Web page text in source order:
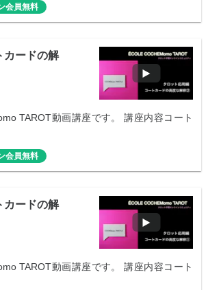
会員無料
ードの解
TAROT動画講座です。 講座内容コート
会員無料
ードの解
TAROT動画講座です。 講座内容コート